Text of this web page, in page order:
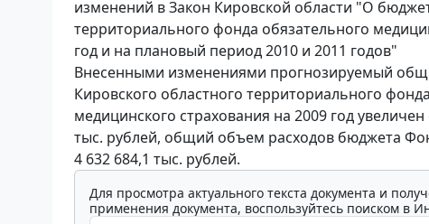
изменений в Закон Кировской области "О
территориального фонда обязательного
год и на плановый период 2010 и 2011 годов"
Внесенными изменениями прогнозируемый
Кировского областного территориального
медицинского страхования на 2009 год увеличен
тыс. рублей, общий объем расходов бюджета
4 632 684,1 тыс. рублей.
Для просмотра актуального текста документа и
применения документа, воспользуйтесь поиском в